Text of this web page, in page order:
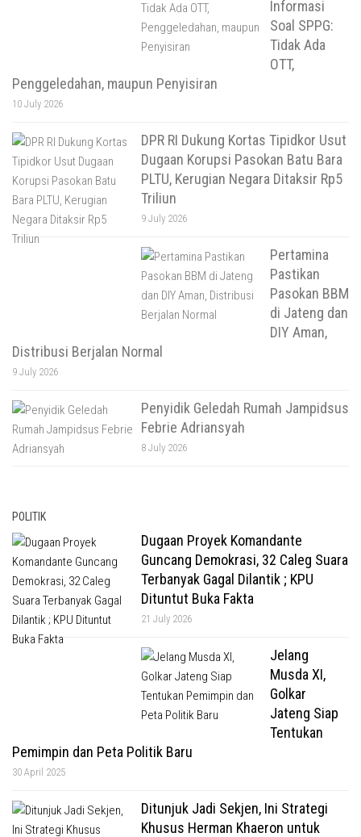
Informasi
Soal SPPG:
Tidak Ada
OTT,
Penggeledahan, maupun Penyisiran
10 July 2026
DPR RI Dukung Kortas Tipidkor Usut
Dugaan Korupsi Pasokan Batu Bara
PLTU, Kerugian Negara Ditaksir Rp5
Triliun
9 July 2026
Pertamina
Pastikan
Pasokan BBM
di Jateng dan
DIY Aman,
Distribusi Berjalan Normal
9 July 2026
Penyidik Geledah Rumah Jampidsus
Febrie Adriansyah
8 July 2026
POLITIK
Dugaan Proyek Komandante
Guncang Demokrasi, 32 Caleg Suara
Terbanyak Gagal Dilantik ; KPU
Dituntut Buka Fakta
21 July 2026
Jelang
Musda XI,
Golkar
Jateng Siap
Tentukan
Pemimpin dan Peta Politik Baru
30 April 2025
Ditunjuk Jadi Sekjen, Ini Strategi
Khusus Herman Khaeron untuk